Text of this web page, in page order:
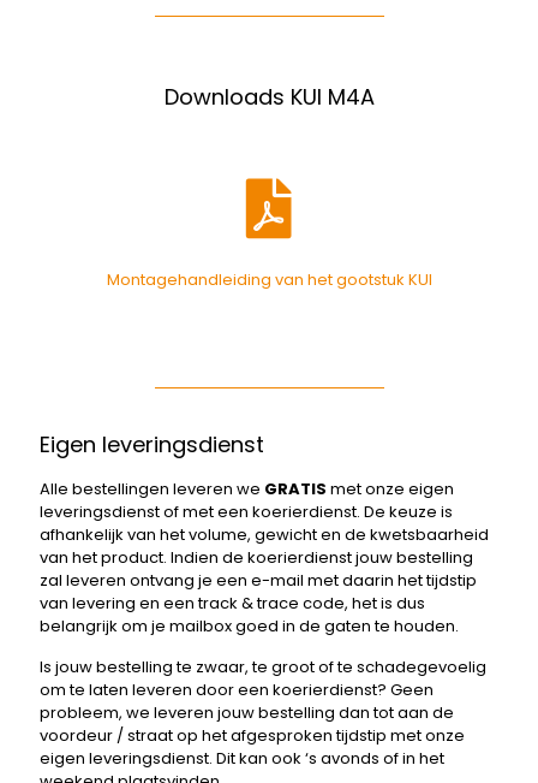
Downloads KUI M4A
Montagehandleiding van het gootstuk KUI
Eigen leveringsdienst
Alle bestellingen leveren we GRATIS met onze eigen
leveringsdienst of met een koerierdienst. De keuze is
afhankelijk van het volume, gewicht en de kwetsbaarheid
van het product. Indien de koerierdienst jouw bestelling
zal leveren ontvang je een e-mail met daarin het tijdstip
van levering en een track & trace code, het is dus
belangrijk om je mailbox goed in de gaten te houden.
Is jouw bestelling te zwaar, te groot of te schadegevoelig
om te laten leveren door een koerierdienst? Geen
probleem, we leveren jouw bestelling dan tot aan de
voordeur / straat op het afgesproken tijdstip met onze
eigen leveringsdienst. Dit kan ook ‘s avonds of in het